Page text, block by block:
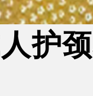
护